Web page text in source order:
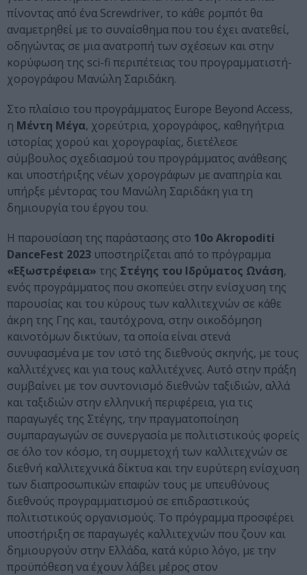
πίνοντας από ένα Screwdriver, το κάθε ρομπότ θα
αναμετρηθεί με το συναίσθημα που του έχει ανατεθεί,
οδηγώντας σε μια ανατροπή των σχέσεων και στην
κορύφωση της sci-fi περιπέτειας του προγραμματιστή-
χορογράφου Μανώλη Σαριδάκη.
Στο πλαίσιο του προγράμματος Europe Beyond Access,
η Μέντη Μέγα, χορεύτρια, χορογράφος, καθηγήτρια
ιστορίας χορού και χορογραφίας, διετέλεσε
σύμβουλος σχεδιασμού του προγράμματος ανάθεσης
και υποστήριξης νέων χορογράφων με αναπηρία και
υπήρξε μέντορας του Μανώλη Σαριδάκη για τη
δημιουργία του έργου του.
Η παρουσίαση της παράστασης στο 10o Akropoditi
DanceFest 2023 υποστηρίζεται από το πρόγραμμα
«Εξωστρέφεια» της Στέγης του Ιδρύματος Ωνάση,
ενός προγράμματος που σκοπεύει στην ενίσχυση της
παρουσίας και του κύρους των καλλιτεχνών σε κάθε
άκρη της Γης και, ταυτόχρονα, στην οικοδόμηση
καινοτόμων δικτύων, τα οποία είναι στενά
συνυφασμένα με τον ιστό της διεθνούς σκηνής, με τους
καλλιτέχνες και για τους καλλιτέχνες. Αυτό στην πράξη
συμβαίνει με τον συντονισμό διεθνών ταξιδιών, αλλά
και ταξιδιών στην ελληνική περιφέρεια, για τις
παραγωγές της Στέγης, την πραγματοποίηση
συμπαραγωγών σε συνεργασία με πολιτιστικούς φορείς
σε όλο τον κόσμο, τη συμμετοχή των καλλιτεχνών σε
διεθνή καλλιτεχνικά δίκτυα και την ευρύτερη ενίσχυση
των διαπροσωπικών επαφών τους με υπευθύνους
διεθνούς προγραμματισμού σε επιδραστικούς
πολιτιστικούς οργανισμούς. Το πρόγραμμα προσφέρει
υποστήριξη σε παραγωγές καλλιτεχνών που ζουν και
δημιουργούν στην Ελλάδα, κατά κύριο λόγο, με την
προϋπόθεση να έχουν λάβει μέρος στον